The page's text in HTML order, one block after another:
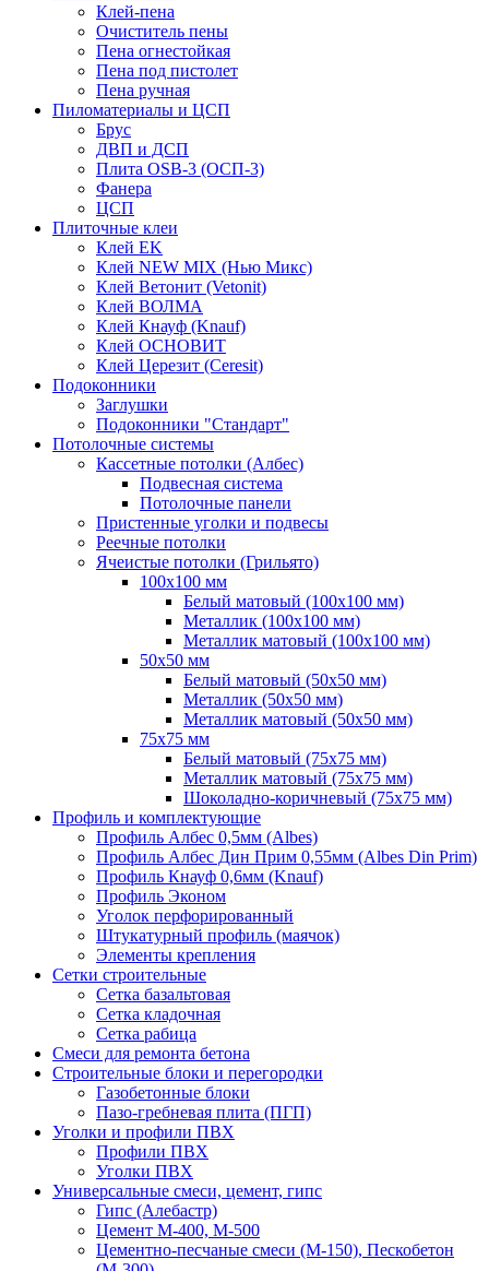
Клей-пена
Очиститель пены
Пена огнестойкая
Пена под пистолет
Пена ручная
Пиломатериалы и ЦСП
Брус
ДВП и ДСП
Плита OSB-3 (ОСП-3)
Фанера
ЦСП
Плиточные клеи
Клей EK
Клей NEW MIX (Нью Микс)
Клей Ветонит (Vetonit)
Клей ВОЛМА
Клей Кнауф (Knauf)
Клей ОСНОВИТ
Клей Церезит (Ceresit)
Подоконники
Заглушки
Подоконники "Стандарт"
Потолочные системы
Кассетные потолки (Албес)
Подвесная система
Потолочные панели
Пристенные уголки и подвесы
Реечные потолки
Ячеистые потолки (Грильято)
100х100 мм
Белый матовый (100х100 мм)
Металлик (100х100 мм)
Металлик матовый (100х100 мм)
50х50 мм
Белый матовый (50х50 мм)
Металлик (50х50 мм)
Металлик матовый (50х50 мм)
75х75 мм
Белый матовый (75х75 мм)
Металлик матовый (75х75 мм)
Шоколадно-коричневый (75х75 мм)
Профиль и комплектующие
Профиль Албес 0,5мм (Albes)
Профиль Албес Дин Прим 0,55мм (Albes Din Prim)
Профиль Кнауф 0,6мм (Knauf)
Профиль Эконом
Уголок перфорированный
Штукатурный профиль (маячок)
Элементы крепления
Сетки строительные
Сетка базальтовая
Сетка кладочная
Сетка рабица
Смеси для ремонта бетона
Строительные блоки и перегородки
Газобетонные блоки
Пазо-гребневая плита (ПГП)
Уголки и профили ПВХ
Профили ПВХ
Уголки ПВХ
Универсальные смеси, цемент, гипс
Гипс (Алебастр)
Цемент М-400, М-500
Цементно-песчаные смеси (М-150), Пескобетон